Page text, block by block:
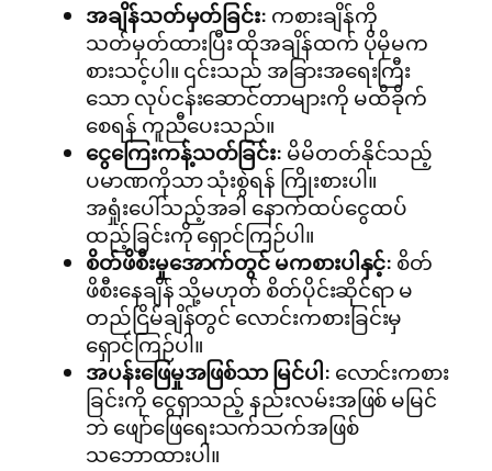
အချိန်သတ်မှတ်ခြင်း: ကစားချိန်ကို
သတ်မှတ်ထားပြီး ထိုအချိန်ထက် ပိုမိုမက
စားသင့်ပါ။ ၎င်းသည် အခြားအရေးကြီး
သော လုပ်ငန်းဆောင်တာများကို မထိခိုက်
စေရန် ကူညီပေးသည်။
ငွေကြေးကန့်သတ်ခြင်း: မိမိတတ်နိုင်သည့်
ပမာဏကိုသာ သုံးစွဲရန် ကြိုးစားပါ။
အရှုံးပေါ်သည့်အခါ နောက်ထပ်ငွေထပ်
ထည့်ခြင်းကို ရှောင်ကြဉ်ပါ။
စိတ်ဖိစီးမှုအောက်တွင် မကစားပါနှင့်: စိတ်
ဖိစီးနေချိန် သို့မဟုတ် စိတ်ပိုင်းဆိုင်ရာ မ
တည်ငြိမ်ချိန်တွင် လောင်းကစားခြင်းမှ
ရှောင်ကြဉ်ပါ။
အပန်းဖြေမှုအဖြစ်သာ မြင်ပါ: လောင်းကစား
ခြင်းကို ငွေရှာသည့် နည်းလမ်းအဖြစ် မမြင်
ဘဲ ဖျော်ဖြေရေးသက်သက်အဖြစ်
သဘောထားပါ။